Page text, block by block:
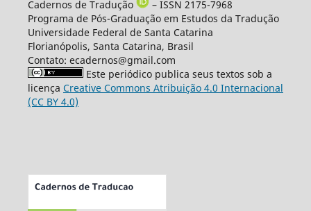
Cadernos de Tradução
– ISSN 2175-7968
Programa de Pós-Graduação em Estudos da Tradução
Universidade Federal de Santa Catarina
Florianópolis, Santa Catarina, Brasil
Contato: ecadernos@gmail.com
Este periódico publica seus textos sob a
licença Creative Commons Atribuição 4.0 Internacional
(CC BY 4.0)